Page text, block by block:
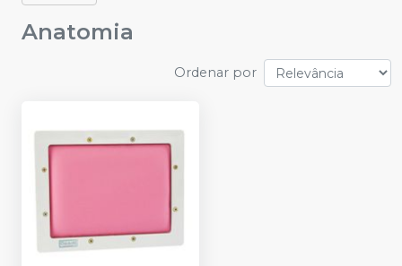
Anatomia
Ordenar por